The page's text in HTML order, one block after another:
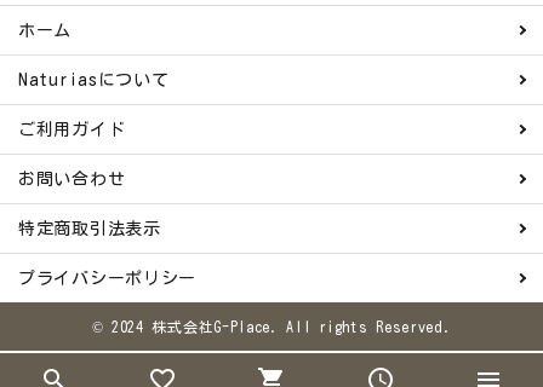
search favorite_border shopping_cart schedule menu
キッズ・ベビー・マタニティ
キッチン用品
フード
ブランド
オリジナルブランド
ナチュラムーン
ホーム
Naturiasについて
ご利用ガイド
お問い合わせ
特定商取引法表示
プライバシーポリシー
© 2024 株式会社G-Place. All rights Reserved.